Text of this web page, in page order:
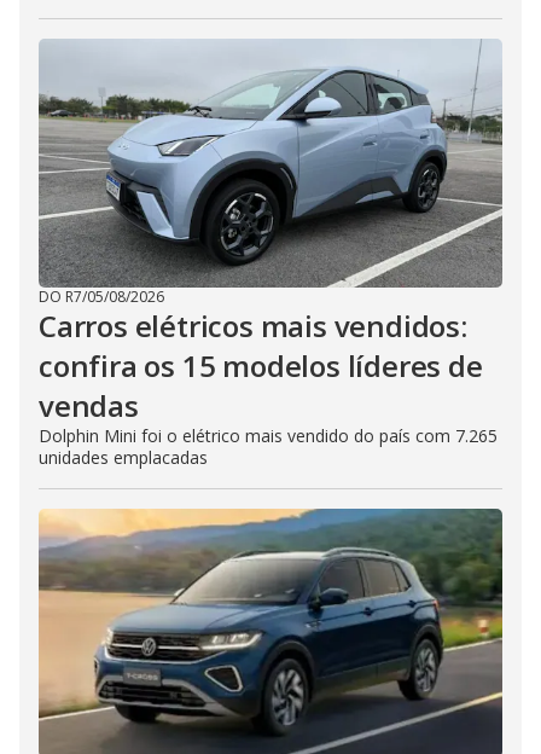
DO R7/05/08/2026
Carros elétricos mais vendidos:
confira os 15 modelos líderes de
vendas
Dolphin Mini foi o elétrico mais vendido do país com 7.265
unidades emplacadas